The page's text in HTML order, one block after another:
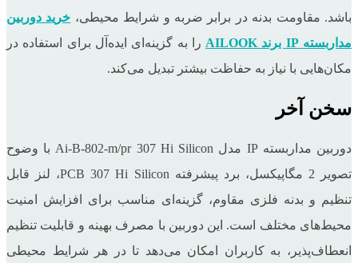
باشد. مقاومت بدنه در برابر ضربه و شرایط محیطی، خرید دوربین
مداربسته IP برند AILOOK
را به گزینه‌ای ایده‌آل برای استفاده در
مکان‌هایی با نیاز به حفاظت بیشتر تبدیل می‌کند.
سخن آخر
دوربین مداربسته IP مدل Ai-B-802-m/pr 307 Hi Silicon با وضوح
تصویر 2 مگاپیکسل، برد پیشرفته PCB 307 Hi Silicon، لنز قابل
تنظیم و بدنه فلزی مقاوم، گزینه‌ای مناسب برای افزایش امنیت
محیط‌های مختلف است. این دوربین با مصرف بهینه و قابلیت تنظیم
انعطاف‌پذیر، به کاربران امکان می‌دهد تا در هر شرایط محیطی